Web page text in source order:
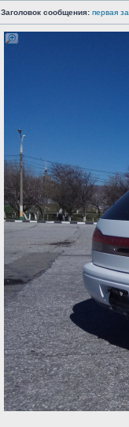
Заголовок сообщения: первая